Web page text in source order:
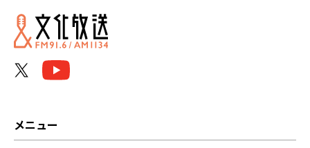
2023年09月
メニュー